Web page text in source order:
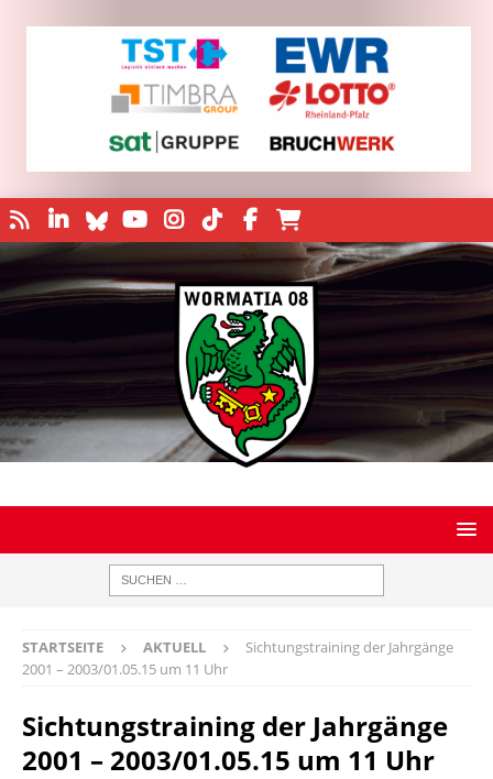
STARTSEITE AKTUELL
Sichtungstraining der Jahrgänge
2001 – 2003/01.05.15 um 11 Uhr
Sichtungstraining der Jahrgänge
2001 – 2003/01.05.15 um 11 Uhr